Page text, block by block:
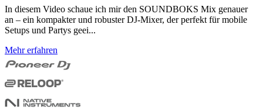
In diesem Video schaue ich mir den SOUNDBOKS Mix genauer
an – ein kompakter und robuster DJ-Mixer, der perfekt für mobile
Setups und Partys geei...
Mehr erfahren